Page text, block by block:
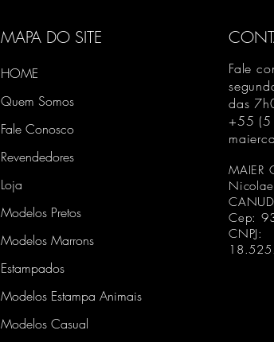
MAPA DO SITE
HOME
Quem Somos
Fale Conosco
Revendedores
Loja
Modelos Pretos
Modelos Marrons
Estampados
Modelos Estampa Animais
Modelos Casual
Fale
das
+55
MAIER
Cep:
CNPJ: